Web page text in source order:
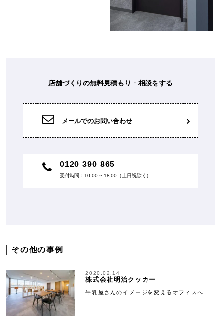
店舗づくりの無料見積もり・相談をする
メールでのお問い合わせ
0120-390-865
受付時間：10:00 ~ 18:00（土日祝除く）
その他の事例
2020.02.14
株式会社明治クッカー
牛乳屋さんのイメージを変えるオフィスへ